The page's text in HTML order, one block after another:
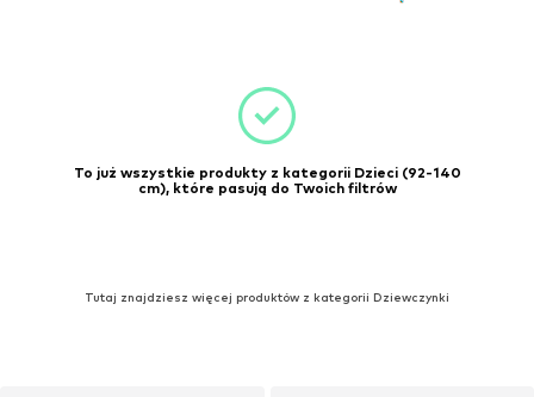
To już wszystkie produkty z kategorii Dzieci (92-140
cm), które pasują do Twoich filtrów
Tutaj znajdziesz więcej produktów z kategorii Dziewczynki